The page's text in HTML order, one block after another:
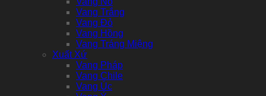
Vang Trắng
Vang Đỏ
Vang Hồng
Vang Tráng Miệng
Xuất Xứ
Vang Pháp
Vang Chile
Vang Úc